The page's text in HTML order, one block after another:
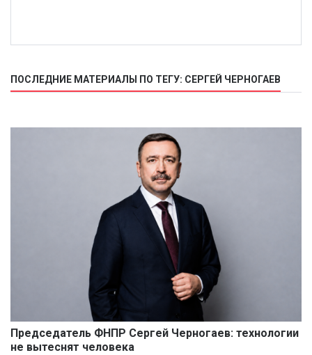
ПОСЛЕДНИЕ МАТЕРИАЛЫ ПО ТЕГУ: СЕРГЕЙ ЧЕРНОГАЕВ
Председатель ФНПР Сергей Черногаев: технологии
не вытеснят человека